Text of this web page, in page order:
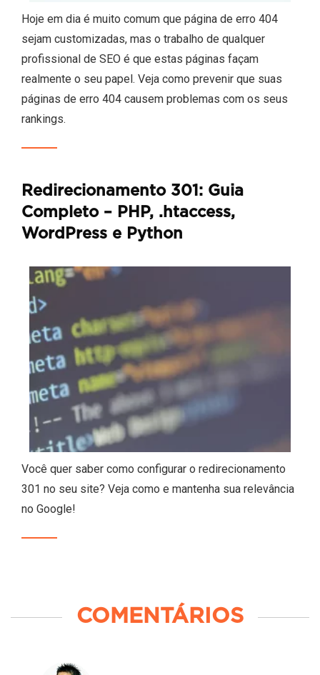
Hoje em dia é muito comum que página de erro 404
sejam customizadas, mas o trabalho de qualquer
profissional de SEO é que estas páginas façam
realmente o seu papel. Veja como prevenir que suas
páginas de erro 404 causem problemas com os seus
rankings.
Redirecionamento 301: Guia
Completo – PHP, .htaccess,
WordPress e Python
Você quer saber como configurar o redirecionamento
301 no seu site? Veja como e mantenha sua relevância
no Google!
COMENTÁRIOS